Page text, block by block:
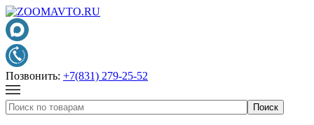
Позвонить: +7(831) 279-25-52